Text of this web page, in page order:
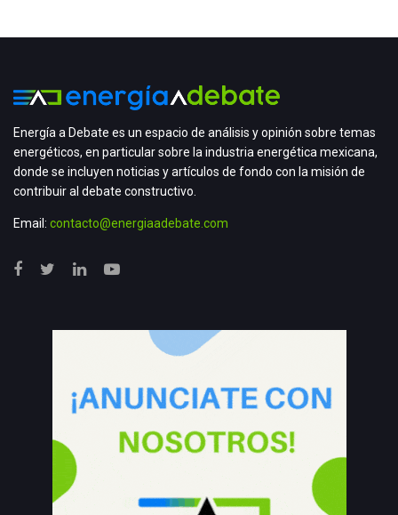
Energía a Debate es un espacio de análisis y opinión sobre temas
energéticos, en particular sobre la industria energética mexicana,
donde se incluyen noticias y artículos de fondo con la misión de
contribuir al debate constructivo.
Email: contacto@energiaadebate.com